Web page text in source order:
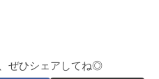
ぜひシェアしてね◎